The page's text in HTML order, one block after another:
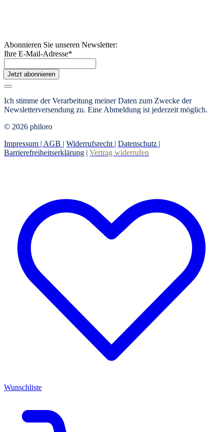
Abonnieren Sie unseren Newsletter:
Ihre E-Mail-Adresse*
Jetzt abonnieren
Ich stimme der Verarbeitung meiner Daten zum Zwecke der
Newsletterversendung zu. Eine Abmeldung ist jederzeit möglich.
© 2026 philoro
Impressum | AGB | Widerrufsrecht | Datenschutz |
Barrierefreiheitserklärung | Vertrag widerrufen
Wunschliste